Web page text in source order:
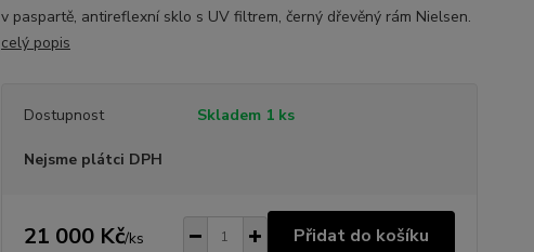
v paspartě, antireflexní sklo s UV filtrem, černý dřevěný rám Nielsen.
celý popis
Dostupnost Skladem 1 ks
Nejsme plátci DPH
21 000 Kč/ks Přidat do košíku